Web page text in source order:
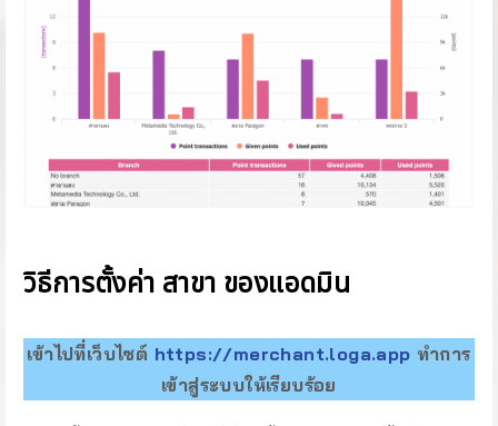
วิธีการตั้งค่า สาขา ของแอดมิน
เข้าไปที่เว็บไซต์ https://merchant.loga.app ทำการ
เข้าสู่ระบบให้เรียบร้อย